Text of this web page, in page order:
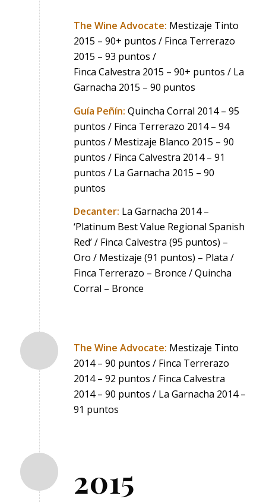
The Wine Advocate: Mestizaje Tinto
2015 – 90+ puntos / Finca Terrerazo
2015 – 93 puntos /
Finca Calvestra 2015 – 90+ puntos / La
Garnacha 2015 – 90 puntos
Guía Peñín: Quincha Corral 2014 – 95
puntos / Finca Terrerazo 2014 – 94
puntos / Mestizaje Blanco 2015 – 90
puntos / Finca Calvestra 2014 – 91
puntos / La Garnacha 2015 – 90
puntos
Decanter: La Garnacha 2014 –
‘Platinum Best Value Regional Spanish
Red’ / Finca Calvestra (95 puntos) –
Oro / Mestizaje (91 puntos) – Plata /
Finca Terrerazo – Bronce / Quincha
Corral – Bronce
The Wine Advocate: Mestizaje Tinto
2014 – 90 puntos / Finca Terrerazo
2014 – 92 puntos / Finca Calvestra
2014 – 90 puntos / La Garnacha 2014 –
91 puntos
2015